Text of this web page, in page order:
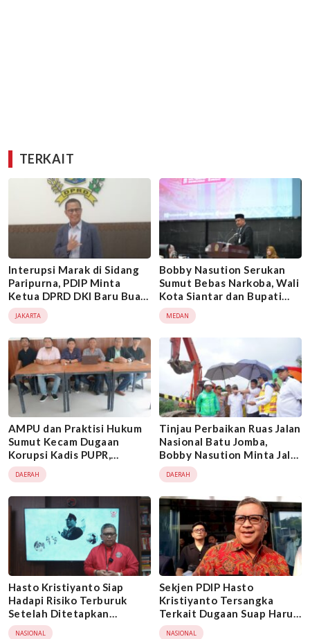
TERKAIT
Interupsi Marak di Sidang
Paripurna, PDIP Minta
Ketua DPRD DKI Baru Buat
Aturan Jelas
JAKARTA
Bobby Nasution Serukan
Sumut Bebas Narkoba, Wali
Kota Siantar dan Bupati
Batubara Bungkam
MEDAN
AMPU dan Praktisi Hukum
Sumut Kecam Dugaan
Korupsi Kadis PUPR,
Dukung Komitmen
Antikorupsi Gubernur
Bobby Nasution
DAERAH
Tinjau Perbaikan Ruas Jalan
Nasional Batu Jomba,
Bobby Nasution Minta Jalur
Aman Dilalui Pemudik
DAERAH
Hasto Kristiyanto Siap
Hadapi Risiko Terburuk
Setelah Ditetapkan
Sebagai Tersangka
NASIONAL
Sekjen PDIP Hasto
Kristiyanto Tersangka
Terkait Dugaan Suap Harun
Masiku
NASIONAL